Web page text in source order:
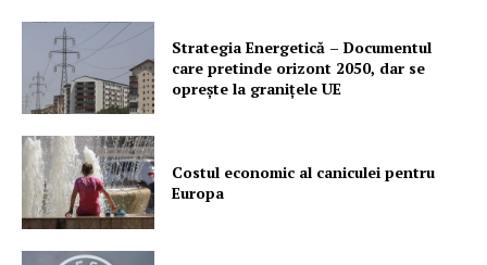
Strategia Energetică – Documentul
care pretinde orizont 2050, dar se
oprește la granițele UE
Costul economic al caniculei pentru
Europa